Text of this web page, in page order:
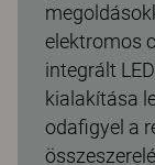
elektromos
integrált
kialakítása
odafigyel a